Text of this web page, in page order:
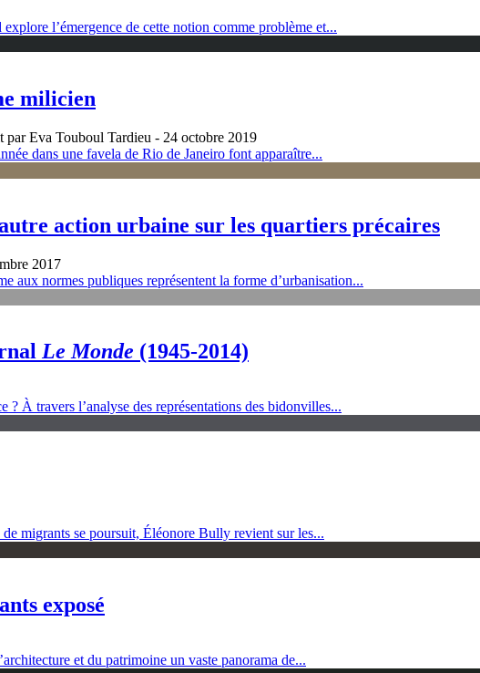
l’émergence de cette notion comme problème et...
milicien
par Eva Touboul Tardieu - 24 octobre 2019
dans une favela de Rio de Janeiro font apparaître...
action urbaine sur les quartiers précaires
2017
aux normes publiques représentent la forme d’urbanisation...
Le Monde (1945‑2014)
? À travers l’analyse des représentations des bidonvilles...
migrants se poursuit, Éléonore Bully revient sur les...
exposé
et du patrimoine un vaste panorama de...